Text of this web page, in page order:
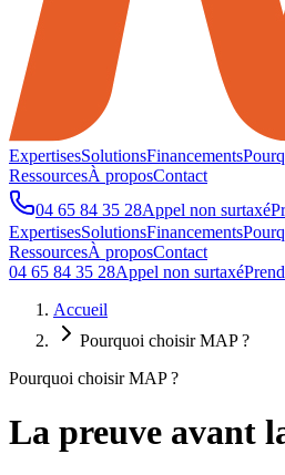
ExpertisesSolutionsFinancements
RessourcesÀ proposContact
04 65 84 35 28Appel non surtaxé
ExpertisesSolutionsFinancements
RessourcesÀ proposContact
04 65 84 35 28Appel non surtaxé
Accueil
Pourquoi choisir MAP ?
Pourquoi choisir MAP ?
La preuve avant